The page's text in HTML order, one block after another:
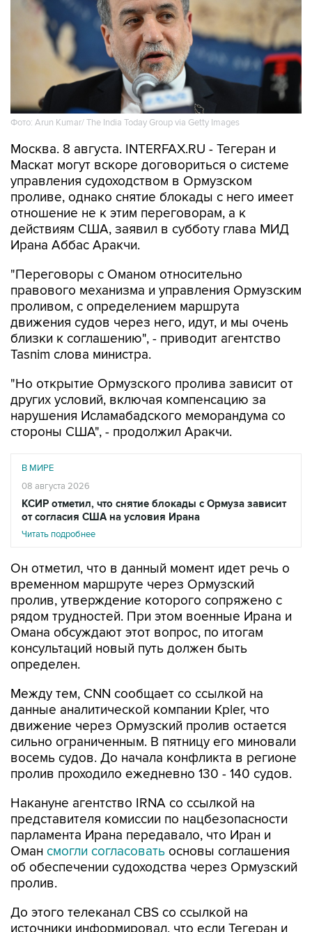
Фото: Arun Kumar/ The India Today Group via Getty Images
Москва. 8 августа. INTERFAX.RU - Тегеран и
управления судоходством в Ормузском
проливе, однако снятие блокады с него имеет
отношение не к этим переговорам, а к
действиям США, заявил в субботу глава МИД
Ирана Аббас Аракчи.
"Переговоры с Оманом относительно
проливом, с определением маршрута
движения судов через него, идут, и мы очень
близки к соглашению", - приводит агентство
Tasnim слова министра.
"Но открытие Ормузского пролива зависит от
нарушения Исламабадского меморандума со
стороны США", - продолжил Аракчи.
В МИРЕ
КСИР отметил, что снятие блокады с Ормуза зависит
от согласия США на условия Ирана
Читать подробнее
Он отметил, что в данный момент идет речь о
пролив, утверждение которого сопряжено с
рядом трудностей. При этом военные Ирана и
Омана обсуждают этот вопрос, по итогам
консультаций новый путь должен быть
определен.
Между тем, CNN сообщает со ссылкой на
движение через Ормузский пролив остается
сильно ограниченным. В пятницу его миновали
восемь судов. До начала конфликта в регионе
пролив проходило ежедневно 130 - 140 судов.
Накануне агентство IRNA со ссылкой на
парламента Ирана передавало, что Иран и
Омансмогли согласовать основы соглашения
об обеспечении судоходства через Ормузский
пролив.
До этого телеканал CBS со ссылкой на
Маскат смогут договориться, Иран и США